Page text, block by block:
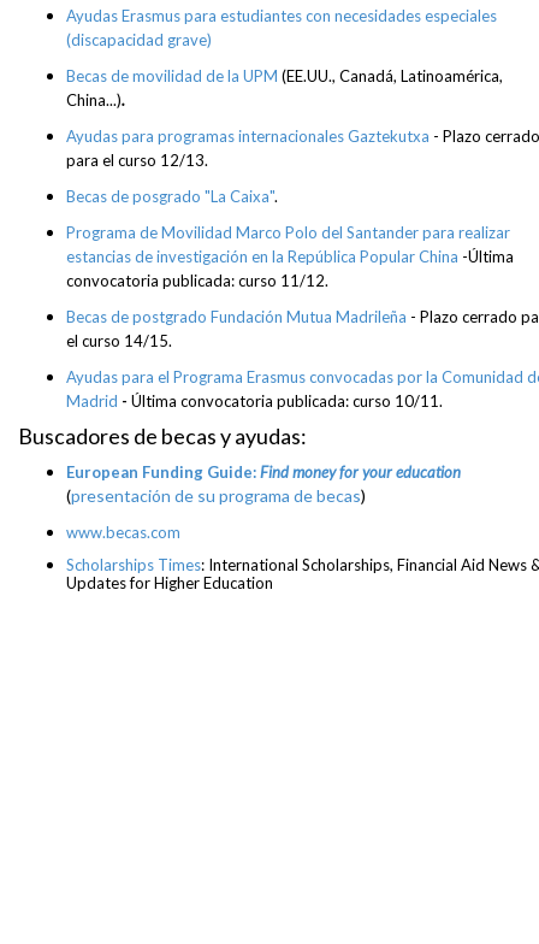
Ayudas Erasmus para estudiantes con necesidades especiales
(discapacidad grave)
Becas de movilidad de la UPM (EE.UU., Canadá, Latinoamérica,
China...).
Ayudas para programas internacionales Gaztekutxa - Plazo cerrado
para el curso 12/13.
Becas de posgrado "La Caixa".
Programa de Movilidad Marco Polo del Santander para realizar
estancias de investigación en la República Popular China -Última
convocatoria publicada: curso 11/12.
Becas de postgrado Fundación Mutua Madrileña - Plazo cerrado
el curso 14/15.
Ayudas para el Programa Erasmus convocadas por la Comunidad
Madrid - Última convocatoria publicada: curso 10/11.
Buscadores de becas y ayudas:
European Funding Guide:Find money for your education
(presentación de su programa de becas)
www.becas.com
Scholarships Times: International Scholarships, Financial Aid News
Updates for Higher Education